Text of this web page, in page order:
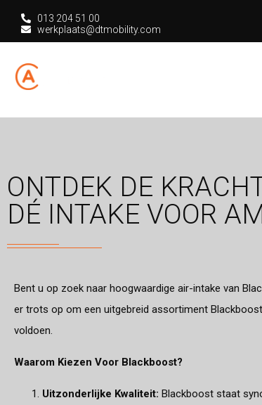
013 204 51 00
werkplaats@dtmobility.com
ONTDEK DE
DÉ INTAKE VOOR
Bent u op zoek naar hoogwaardige air-intake van
er trots op om een uitgebreid assortiment
voldoen.
Waarom Kiezen Voor Blackboost?
Uitzonderlijke Kwaliteit: Blackboost staat